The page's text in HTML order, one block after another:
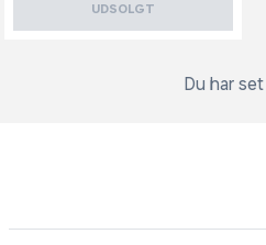
UDSOLGT
Du har set